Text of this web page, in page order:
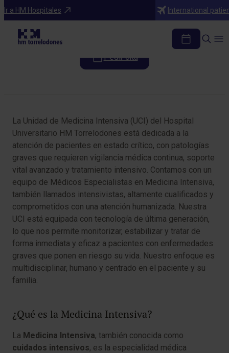
Ir a HM Hospitales International
Especialidades
Medicina Intensiva
Pedir cita
La Unidad de Medicina Intensiva (UCI) del Hospital
Universitario HM Torrelodones está dedicada a la
atención de pacientes en estado crítico, con patologías
graves que requieren vigilancia médica continua, soporte
vital avanzado y tratamiento intensivo. Contamos con un
equipo de Médicos Especialistas en Medicina Intensiva,
también llamados intensivistas, altamente cualificados y
comprometidos con una atención humanizada. Nuestra
UCI está equipada con tecnología de última generación,
lo que nos permite monitorizar, estabilizar y tratar de
forma inmediata y eficaz a pacientes con enfermedades
graves que ponen en riesgo su vida. Nuestro enfoque es
multidisciplinar, humano y centrado en el paciente y su
familia.
¿Qué es la Medicina Intensiva?
La Medicina Intensiva, también conocida como
cuidados intensivos, es la especialidad médica